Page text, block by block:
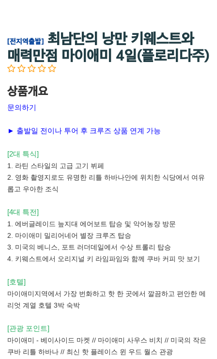
[전지역출발] 최남단의 낭만 키웨스트와
매력만점 마이애미 4일(플로리다주)
상품개요
문의하기
► 출발일 전이나 투어 후 크루즈 상품 연계 가능
[2대 특식]
1. 라틴 스타일의 고급 고기 뷔페
2. 영화 촬영지로도 유명한 리틀 하바나안에 위치한 식당에서 여유
롭고 우아한 조식
[4대 특전]
1. 에버글레이드 늪지대 에어보트 탑승 및 악어농장 방문
2. 마이애미 밀리어네어 별장 크루즈 탑승
3. 미국의 베니스, 포트 러더데일에서 수상 트롤리 탑승
4. 키웨스트에서 오리지널 키 라임파임와 함께 쿠바 커피 맛 보기
[호텔]
마이애미지역에서 가장 번화하고 핫 한 곳에서 깔끔하고 편안한 메
리엇 계열 호텔 3박 숙박
[관광 포인트]
마이애미 - 베이사이드 마켓 // 마이애미 사우스 비치 // 미국의 작은
쿠바 리틀 하바나 // 최신 핫 플레이스 윈 우드 월스 관광